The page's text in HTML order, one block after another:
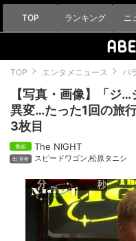
TOP ランキング ニ
TOP エンタメニュース バ
【写真・画像】「ジ
異変…たった1回の旅
3枚目
The NIGHT
スピードワゴン,松原タニシ